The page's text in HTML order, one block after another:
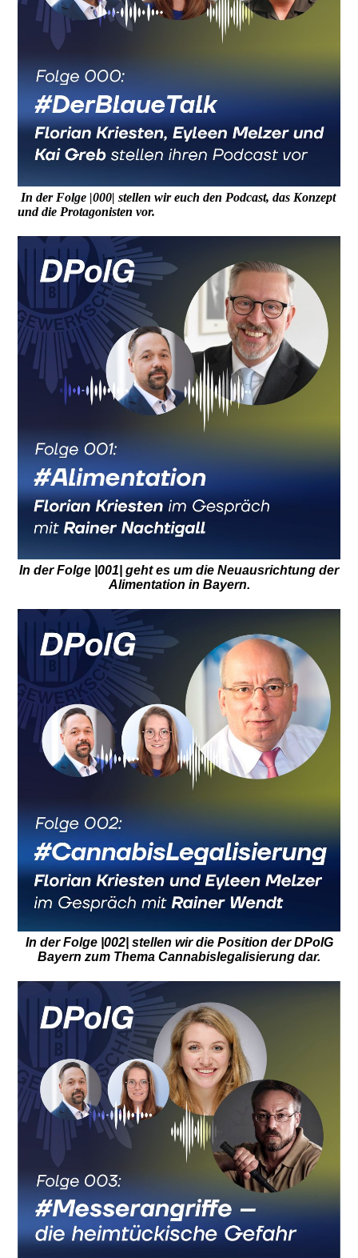
In der Folge |000| stellen wir euch den Podcast, das Konzept
und die Protagonisten vor.
In der Folge |001| geht es um die Neuausrichtung der
Alimentation in Bayern.
In der Folge |002| stellen wir die Position der DPolG
Bayern zum Thema Cannabislegalisierung dar.